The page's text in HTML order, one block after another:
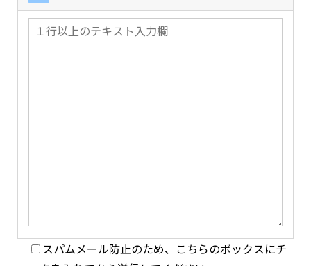
スパムメール防止のため、こちらのボックスにチ